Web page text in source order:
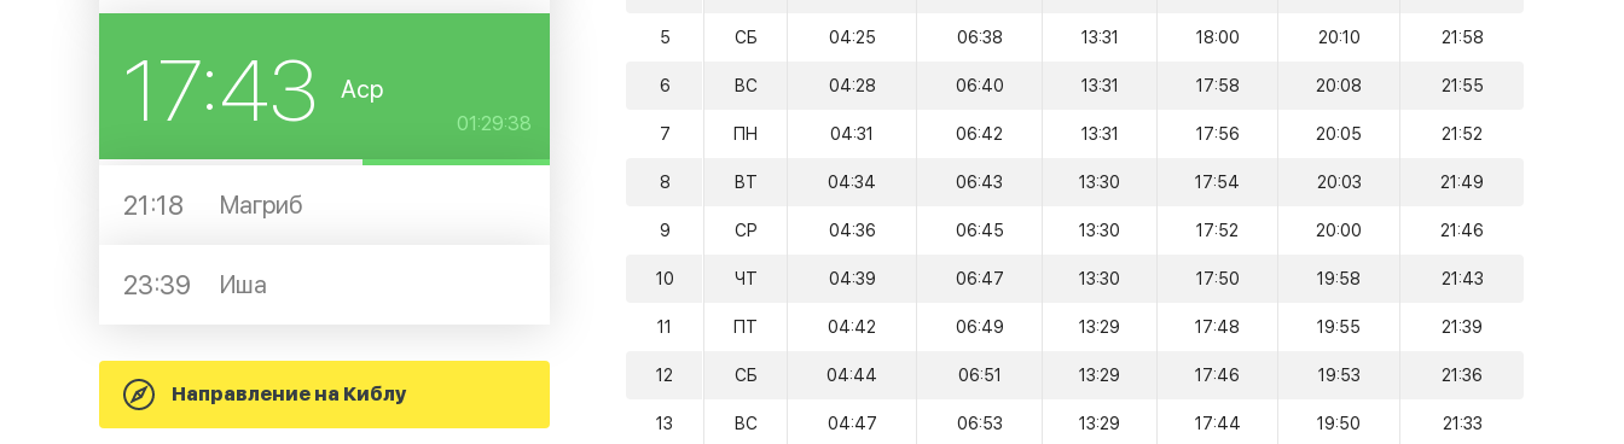
17:43 Аср
01:29:38
21:18 Магриб
23:39 Иша
Направление на Киблу
5 СБ 04:25 06:38 13:31 18:00 20:10 21:58
6 ВС 04:28 06:40 13:31 17:58 20:08 21:55
7 ПН 04:31 06:42 13:31 17:56 20:05 21:52
8 ВТ 04:34 06:43 13:30 17:54 20:03 21:49
9 СР 04:36 06:45 13:30 17:52 20:00 21:46
10 ЧТ 04:39 06:47 13:30 17:50 19:58 21:43
11 ПТ 04:42 06:49 13:29 17:48 19:55 21:39
12 СБ 04:44 06:51 13:29 17:46 19:53 21:36
13 ВС 04:47 06:53 13:29 17:44 19:50 21:33